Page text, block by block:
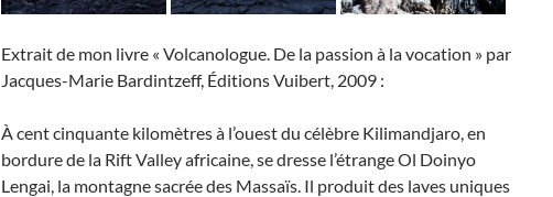
Extrait de mon livre « Volcanologue. De la passion à la vocation » par
Jacques-Marie Bardintzeff, Éditions Vuibert, 2009 :
À cent cinquante kilomètres à l’ouest du célèbre Kilimandjaro, en
bordure de la Rift Valley africaine, se dresse l’étrange Ol Doinyo
Lengai, la montagne sacrée des Massaïs. Il produit des laves uniques